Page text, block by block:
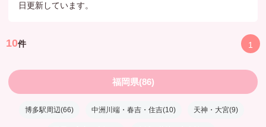
日更新しています。
10件 1
福岡県(86)
博多駅周辺(66) 中洲川端・春吉・住吉(10) 天神・大宮(9)